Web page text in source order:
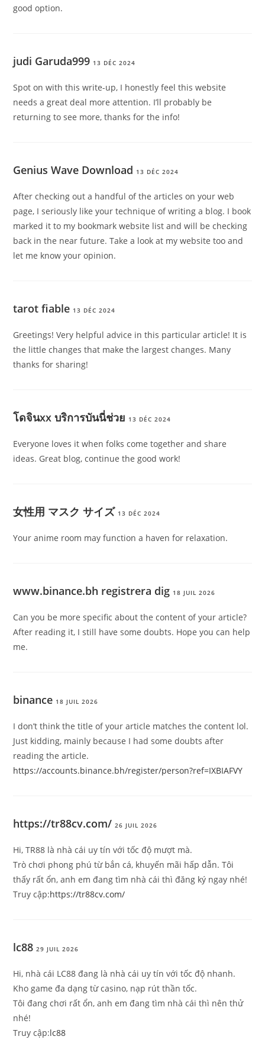
good option.
judi Garuda999 13 DÉC 2024
Spot on with this write-up, I honestly feel this website
needs a great deal more attention. I’ll probably be
returning to see more, thanks for the info!
Genius Wave Download 13 DÉC 2024
After checking out a handful of the articles on your web
page, I seriously like your technique of writing a blog. I book
marked it to my bookmark website list and will be checking
back in the near future. Take a look at my website too and
let me know your opinion.
tarot fiable 13 DÉC 2024
Greetings! Very helpful advice in this particular article! It is
the little changes that make the largest changes. Many
thanks for sharing!
โดจินxx บริการบันนี่ช่วย 13 DÉC 2024
Everyone loves it when folks come together and share
ideas. Great blog, continue the good work!
女性用 マスク サイズ 13 DÉC 2024
Your anime room may function a haven for relaxation.
www.binance.bh registrera dig 18 JUIL 2026
Can you be more specific about the content of your article?
After reading it, I still have some doubts. Hope you can help
me.
binance 18 JUIL 2026
I don’t think the title of your article matches the content lol.
Just kidding, mainly because I had some doubts after
reading the article.
https://accounts.binance.bh/register/person?ref=IXBIAFVY
https://tr88cv.com/ 26 JUIL 2026
Hi, TR88 là nhà cái uy tín với tốc độ mượt mà.
Trò chơi phong phú từ bắn cá, khuyến mãi hấp dẫn. Tôi
thấy rất ổn, anh em đang tìm nhà cái thì đăng ký ngay nhé!
Truy cập:https://tr88cv.com/
lc88 29 JUIL 2026
Hi, nhà cái LC88 đang là nhà cái uy tín với tốc độ nhanh.
Kho game đa dạng từ casino, nạp rút thần tốc.
Tôi đang chơi rất ổn, anh em đang tìm nhà cái thì nên thử
nhé!
Truy cập:lc88